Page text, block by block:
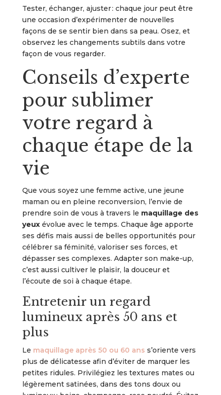
Tester, échanger, ajuster : chaque jour peut être
une occasion d’expérimenter de nouvelles
façons de se sentir bien dans sa peau. Osez, et
observez les changements subtils dans votre
façon de vous regarder.
Conseils d’experte
pour sublimer
votre regard à
chaque étape de la
vie
Que vous soyez une femme active, une jeune
maman ou en pleine reconversion, l’envie de
prendre soin de vous à travers le maquillage des
yeuxévolue avec le temps. Chaque âge apporte
ses défis mais aussi de belles opportunités pour
célébrer sa féminité, valoriser ses forces, et
dépasser ses complexes. Adapter son make-up,
c’est aussi cultiver le plaisir, la douceur et
l’écoute de soi à chaque étape.
Entretenir un regard
lumineux après 50 ans et
plus
Le maquillage après 50 ou 60 ans s’oriente vers
plus de délicatesse afin d’éviter de marquer les
petites ridules. Privilégiez les textures mates ou
légèrement satinées, dans des tons doux ou